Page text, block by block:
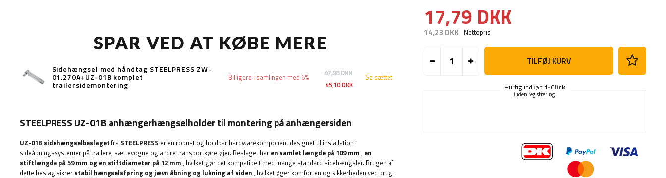
17,79 DKK
14,23 DKK Nettopris
TILFØJ KURV
Hurtig indkøb 1-Click
(uden registrering)
SPAR VED AT KØBE MERE
Sidehængsel med håndtag STEELPRESS ZW-
01.270A+UZ-01B komplet
trailersidemontering
47,98 DKK
45,10 DKK
Billigere i samlingen med 6% Se sættet
STEELPRESS UZ-01B anhængerhængselholder til montering på anhængersiden
UZ-01B sidehængselbeslaget fra STEELPRESS er en robust og holdbar hardwarekomponent designet til installation i
sideåbningssystemer på trailere, sættevogne og andre transportkøretøjer. Beslaget har en samlet længde på 109 mm , en
stiftlængde på 59 mm og en stiftdiameter på 12 mm , hvilket gør det kompatibelt med mange standard sidehængsler. Brugen af
dette beslag sikrer stabil hængselsføring og jævn åbning og lukning af siden , hvilket øger komforten og sikkerheden ved brug.